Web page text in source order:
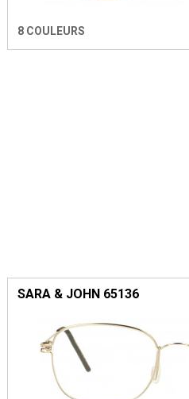
8 COULEURS
SARA & JOHN 65136